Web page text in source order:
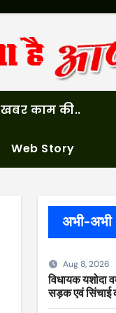
खबर काम की..
Web Story
अभी-अभी
Aug 8, 2026
विधायक यशोदा
सड़क एवं सिंचाई